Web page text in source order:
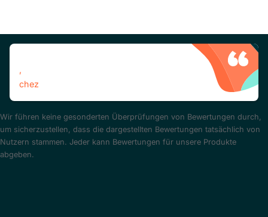
,
chez
Wir führen keine gesonderten Überprüfungen von Bewertungen durch,
um sicherzustellen, dass die dargestellten Bewertungen tatsächlich von
Nutzern stammen. Jeder kann Bewertungen für unsere Produkte
abgeben.